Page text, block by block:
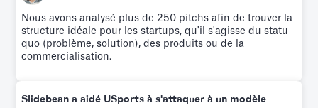
Nous avons analysé plus de 250 pitchs afin de trouver la
structure idéale pour les startups, qu'il s'agisse du statu
quo (problème, solution), des produits ou de la
commercialisation.
Slidebean a aidé USports à s'attaquer à un modèle